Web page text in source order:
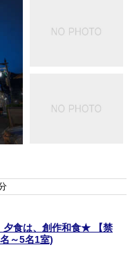
食は、創作和食★ 【禁
～5名1室)